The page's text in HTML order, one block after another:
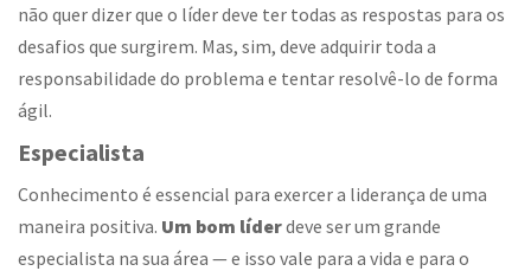
não quer dizer que o líder deve ter todas as respostas para os
desafios que surgirem. Mas, sim, deve adquirir toda a
responsabilidade do problema e tentar resolvê-lo de forma
ágil.
Especialista
Conhecimento é essencial para exercer a liderança de uma
maneira positiva. Um bom líderdeve ser um grande
especialista na sua área — e isso vale para a vida e para o